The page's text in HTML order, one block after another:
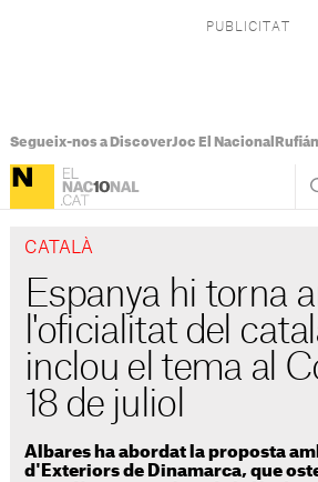
Segueix-nos a DiscoverJoc El Nacional
CATALÀ
Espanya hi torna
l'oficialitat del
inclou el tema al
18 de juliol
Albares ha abordat la proposta
d'Exteriors de Dinamarca, que